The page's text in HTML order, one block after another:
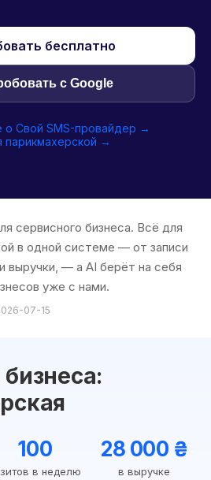
бесплатно
с Google
о Свой SMS-провайдер →
парикмахерской →
сервисного бизнеса. Всё для
в одной системе — от записи
выручки, — а AI берёт на себя
уже с нами.
07-15
100
в неделю
28 000 ₴
в выручке